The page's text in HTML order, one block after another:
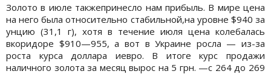
Золото в июле такжепринесло нам прибыль. В мире цена
на него была относительно стабильной,на уровне $940 за
унцию (31,1 г), хотя в течение июля цена колебалась
вкоридоре $910—955, а вот в Украине росла — из-за
роста курса доллара иевро. В итоге курс продажи
наличного золота за месяц вырос на 5 грн. —с 264 до 269